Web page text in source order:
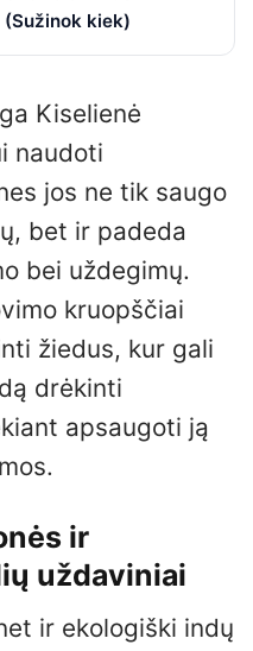
kiek)
Kiselienė
naudoti
jos ne tik saugo
bet ir padeda
bei uždegimų.
kruopščiai
žiedus, kur gali
drėkinti
apsaugoti ją
ir
uždaviniai
ir ekologiški indų